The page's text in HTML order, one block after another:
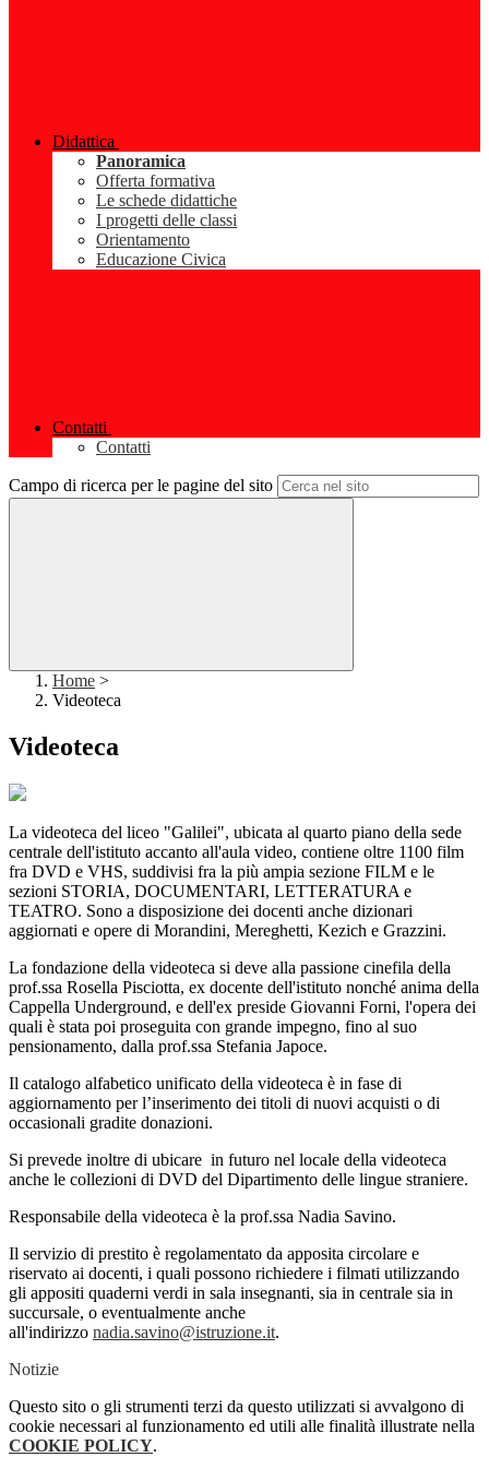
Didattica
Panoramica
Offerta formativa
Le schede didattiche
I progetti delle classi
Orientamento
Educazione Civica
Contatti
Contatti
Campo di ricerca per le pagine del sito
Home >
Videoteca
Videoteca
La videoteca del liceo "Galilei", ubicata al quarto piano della sede
centrale dell'istituto accanto all'aula video, contiene oltre 1100 film
fra DVD e VHS, suddivisi fra la più ampia sezione FILM e le
sezioni STORIA, DOCUMENTARI, LETTERATURA e
TEATRO. Sono a disposizione dei docenti anche dizionari
aggiornati e opere di Morandini, Mereghetti, Kezich e Grazzini.
La fondazione della videoteca si deve alla passione cinefila della
prof.ssa Rosella Pisciotta, ex docente dell'istituto nonché anima della
Cappella Underground, e dell'ex preside Giovanni Forni, l'opera dei
quali è stata poi proseguita con grande impegno, fino al suo
pensionamento, dalla prof.ssa Stefania Japoce.
Il catalogo alfabetico unificato della videoteca è in fase di
aggiornamento per l’inserimento dei titoli di nuovi acquisti o di
occasionali gradite donazioni.
Si prevede inoltre di ubicare in futuro nel locale della videoteca
anche le collezioni di DVD del Dipartimento delle lingue straniere.
Responsabile della videoteca è la prof.ssa Nadia Savino.
Il servizio di prestito è regolamentato da apposita circolare e
riservato ai docenti, i quali possono richiedere i filmati utilizzando
gli appositi quaderni verdi in sala insegnanti, sia in centrale sia in
succursale, o eventualmente anche
all'indirizzo nadia.savino@istruzione.it.
Notizie
Questo sito o gli strumenti terzi da questo utilizzati si avvalgono di
cookie necessari al funzionamento ed utili alle finalità illustrate nella
COOKIE POLICY.